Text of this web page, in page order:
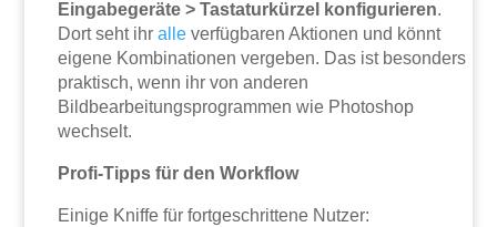
Eingabegeräte > Tastaturkürzel konfigurieren.
Dort seht ihralle verfügbaren Aktionen und könnt
eigene Kombinationen vergeben. Das ist besonders
praktisch, wenn ihr von anderen
Bildbearbeitungsprogrammen wie Photoshop
wechselt.
Profi-Tipps für den Workflow
Einige Kniffe für fortgeschrittene Nutzer: